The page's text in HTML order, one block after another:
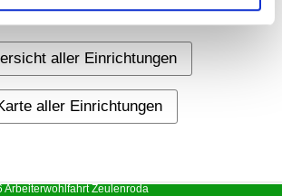
Informationen
aller Einrichtungen
aller Einrichtungen
Arbeiterwohlfahrt Zeulenroda